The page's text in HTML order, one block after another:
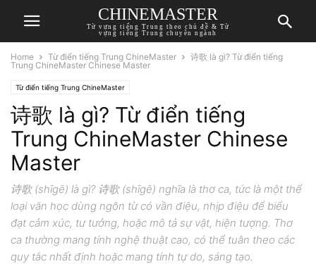
CHINEMASTER
Từ vựng tiếng Trung theo chủ đề & Từ
vựng tiếng Trung chuyên ngành
Home Từ điển tiếng Trung ChineMaster
诗歌 là gì? Từ điển tiếng
Trung ChineMaster Chinese Master
Từ điển tiếng Trung ChineMaster
诗歌 là gì? Từ điển tiếng
Trung ChineMaster Chinese
Master
诗歌 (shīgē) là gì? 诗歌 (shīgē) nghĩa là thơ ca, tức là một thể
loại văn học dùng ngôn từ có vần điệu, nhịp điệu để biểu
đạt cảm xúc, tư tưởng, hoặc mô tả sự vật, hiện tượng. Thơ
ca thường mang tính nghệ thuật cao, có thể tuân theo các
quy tắc nhất định hoặc mang tính tự do, sáng tạo.